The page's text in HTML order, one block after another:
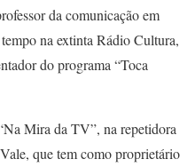
da comunicação em
na extinta Rádio Cultura,
do programa “Toca
Mira da TV”, na repetidora
que tem como proprietário